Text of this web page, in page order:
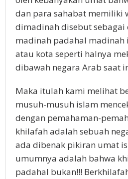
dan para sahabat memiliki
dimadinah disebut sebagai
madinah padahal madinah
atau kota seperti halnya
dibawah negara Arab saat
Maka itulah kami melihat
musuh-musuh islam
dengan pemahaman-
khilafah adalah sebuah
ada dibenak pikiran umat
umumnya adalah bahwa
padahal bukan!!!